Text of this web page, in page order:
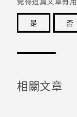
是
否
相關文章